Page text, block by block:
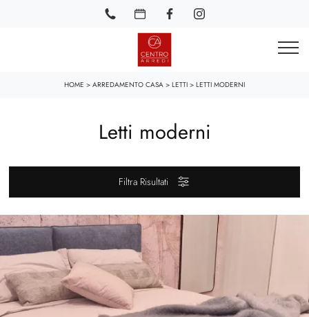
HOME > ARREDAMENTO CASA > LETTI > LETTI MODERNI
Letti moderni
Filtra Risultati